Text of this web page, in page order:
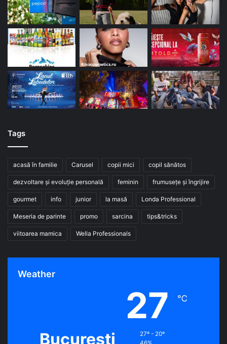
Tags
acasă în familie Carusel copii mici copil sănătos
dezvoltare și evoluție personală feminin frumusețe și îngrijire
gourmet info junior la masă Londa Professional
Meseria de parinte promo sarcina tips&tricks
viitoarea mamica Wella Professionals
Weather
Bucuresti
27 ℃
27º - 20º